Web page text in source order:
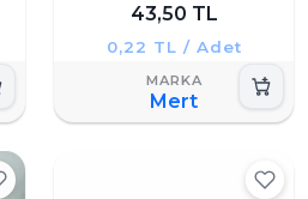
43,50 TL
0,22 TL / Adet
Mert